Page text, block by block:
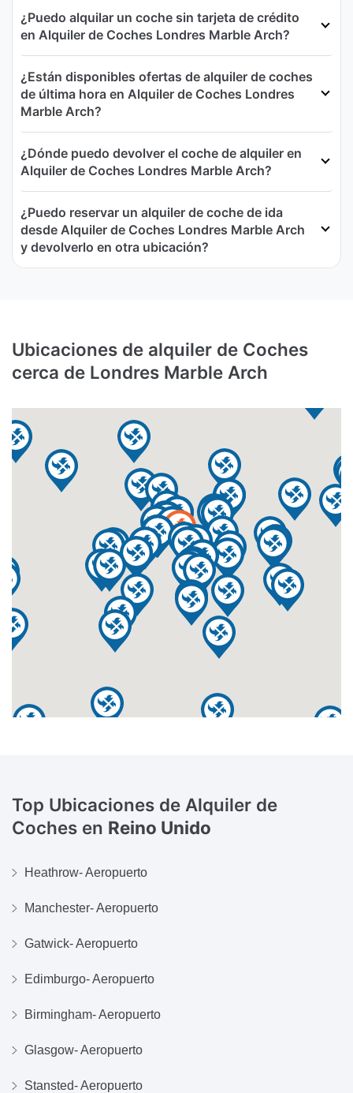
¿Puedo alquilar un coche sin tarjeta de crédito
en Alquiler de Coches Londres Marble Arch?
¿Están disponibles ofertas de alquiler de coches
de última hora en Alquiler de Coches Londres
Marble Arch?
¿Dónde puedo devolver el coche de alquiler en
Alquiler de Coches Londres Marble Arch?
¿Puedo reservar un alquiler de coche de ida
desde Alquiler de Coches Londres Marble Arch
y devolverlo en otra ubicación?
Ubicaciones de alquiler de Coches
cerca de Londres Marble Arch
Top Ubicaciones de Alquiler de
Coches en Reino Unido
Heathrow- Aeropuerto
Manchester- Aeropuerto
Gatwick- Aeropuerto
Edimburgo- Aeropuerto
Birmingham- Aeropuerto
Glasgow- Aeropuerto
Stansted- Aeropuerto